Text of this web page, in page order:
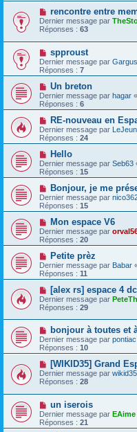
rencontre entre
Dernier message par
Réponses : 63
spproust
Dernier message par
Réponses : 7
Un breton
Dernier message par hagar «
Réponses : 6
RE-nouveau en
Dernier message par
Réponses : 24
Hello
Dernier message par Seb63
Réponses : 15
Bonjour, je me
Dernier message par
Réponses : 15
Mon espace V6
Dernier message par
Réponses : 20
Petite prèz
Dernier message par Babar
Réponses : 11
[alex rs] espace 4
Dernier message par
Réponses : 29
bonjour à toutes et
Dernier message par pontiac
Réponses : 10
[WIKID35] Grand
Dernier message par wikid35
Réponses : 28
un iserois
Dernier message par EAime
Réponses : 21